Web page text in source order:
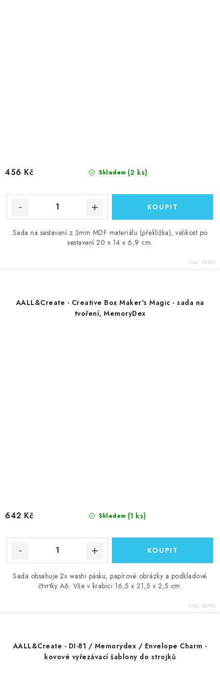
Skladem (2 ks)
456 Kč
Sada na sestavení z 3mm MDF materiálu (překližka), velikost po
sestavení 20 x 14 x 6,9 cm.
Kód: 89320
AALL&Create - Creative Box Maker's Magic - sada na
tvoření, MemoryDex
Skladem (1 ks)
642 Kč
Sada obsahuje 2x washi pásku, papírové obrázky a podkladové
čtvrtky A6. Vše v krabici 16,5 x 21,5 x 2,5 cm.
Kód: 88785
AALL&Create - DI-81 / Memorydex / Envelope Charm -
kovové vyřezávací šablony do strojků